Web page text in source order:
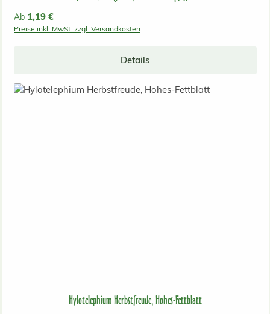
Regulärer Preis:
Ab 1,19 €
Preise inkl. MwSt. zzgl. Versandkosten
Details
Hylotelephium Herbstfreude, Hohes-Fettblatt